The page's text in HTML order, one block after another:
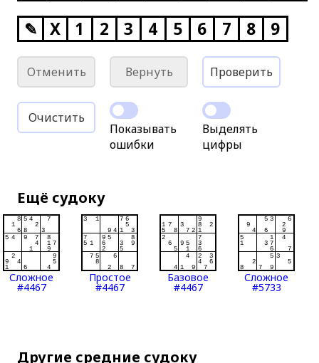
✎ X 1 2 3 4 5 6 7 8 9
Отменить Вернуть Проверить
Очистить
Показывать
ошибки
Выделять
цифры
Ещё судоку
Сложное
#4467
Простое
#4467
Базовое
#4467
Сложное
#5733
Другие средние судоку